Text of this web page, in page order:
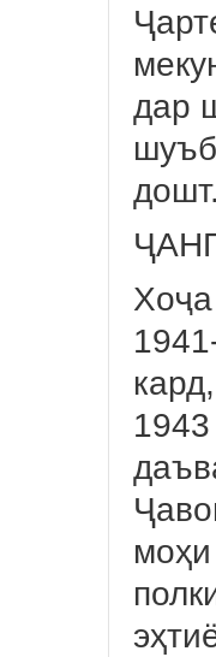
дар
дошт.
Хоҷа